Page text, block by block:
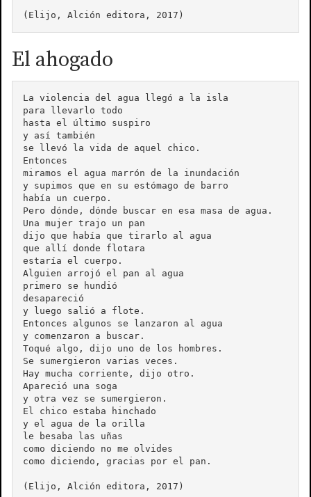
El ahogado
La violencia del agua llegó a la isla
para llevarlo todo
hasta el último suspiro
y así también
se llevó la vida de aquel chico.
Entonces
miramos el agua marrón de la inundación
y supimos que en su estómago de barro
había un cuerpo.
Pero dónde, dónde buscar en esa masa de agua.
Una mujer trajo un pan
dijo que había que tirarlo al agua
que allí donde flotara
estaría el cuerpo.
Alguien arrojó el pan al agua
primero se hundió
desapareció
y luego salió a flote.
Entonces algunos se lanzaron al agua
y comenzaron a buscar.
Toqué algo, dijo uno de los hombres.
Se sumergieron varias veces.
Hay mucha corriente, dijo otro.
Apareció una soga
y otra vez se sumergieron.
El chico estaba hinchado
y el agua de la orilla
le besaba las uñas
como diciendo no me olvides
como diciendo, gracias por el pan.